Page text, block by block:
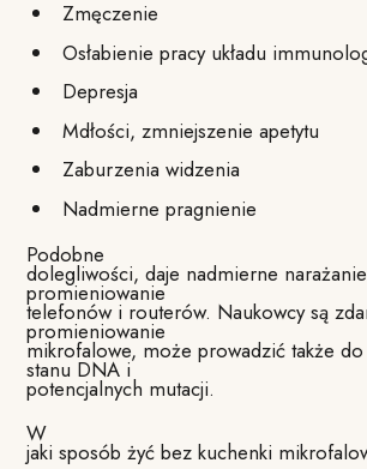
Zmęczenie
Osłabienie pracy układu
Depresja
Mdłości, zmniejszenie apetytu
Zaburzenia widzenia
Nadmierne pragnienie
Podobne
dolegliwości, daje nadmierne
promieniowanie
telefonów i routerów. Naukowcy są
promieniowanie
mikrofalowe, może prowadzić także
stanu DNA i
potencjalnych mutacji.
W
jaki sposób żyć bez kuchenki